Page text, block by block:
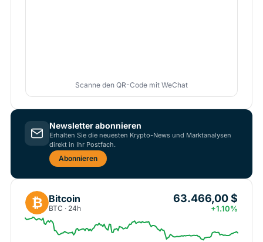
Scanne den QR-Code mit WeChat
Newsletter abonnieren
Erhalten Sie die neuesten Krypto-News und Marktanalysen
direkt in Ihr Postfach.
Abonnieren
₿ Bitcoin
BTC · 24h
63.466,00 $
+1.10%